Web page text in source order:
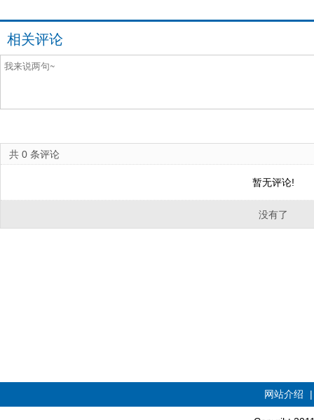
相关评论
共 0 条评论
暂无评论!
没有了
网站介绍